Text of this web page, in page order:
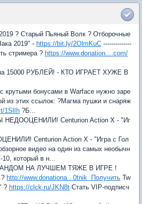
? Старый Пьяный Волк ? Отборочные
2019" - https://bit.ly/2OlmKuC --------------
стримера ? https://www.donation....com/
15000 РУБЛЕЙ! - КТО ИГРАЕТ ХУЖЕ В
крутыми бонусами в Warface нужно заре
из этих ссылок: ?Магма пушки и снаряж
1SlIh ?Б...
НЕДООЦЕНИЛИ! Centurion Action X - "Иг
Centurion Action X - "Игра с Гол
видео на один из самых необычн
который в н...
НА ЛУЧШЕМ ТЯЖЕ В ИГРЕ !
http://www.donationa...0tnik Получить Tw
? https://clck.ru/JKN8t Стать VIP-подписч